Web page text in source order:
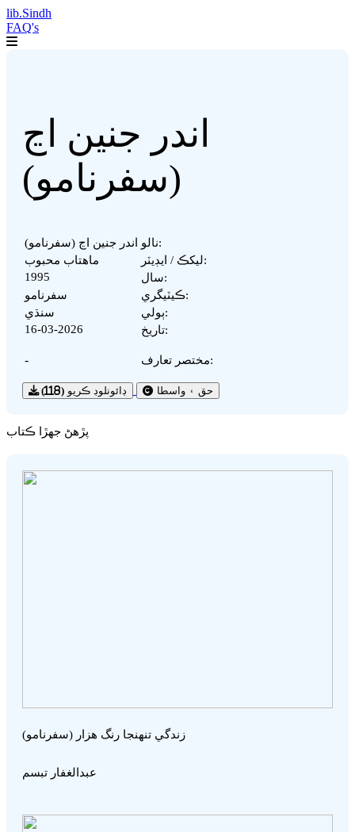
lib.Sindh
FAQ's
اندر جنين اڃ
(سفرنامو)
اندر جنين اڃ (سفرنامو)
نالو:
ماھتاب محبوب
ليکڪ / ايڊيٽر:
1995
سال:
سفرنامو
ڪيٽيگري:
سنڌي
ٻولي:
16-03-2026
تاريخ:
- مختصر تعارف:
(118) ڊائونلوڊ ڪريو حق ۽ واسطا
پڙهڻ جھڙا ڪتاب
زندگي تنھنجا رنگ ھزار (سفرنامو)
عبدالغفار تبسم